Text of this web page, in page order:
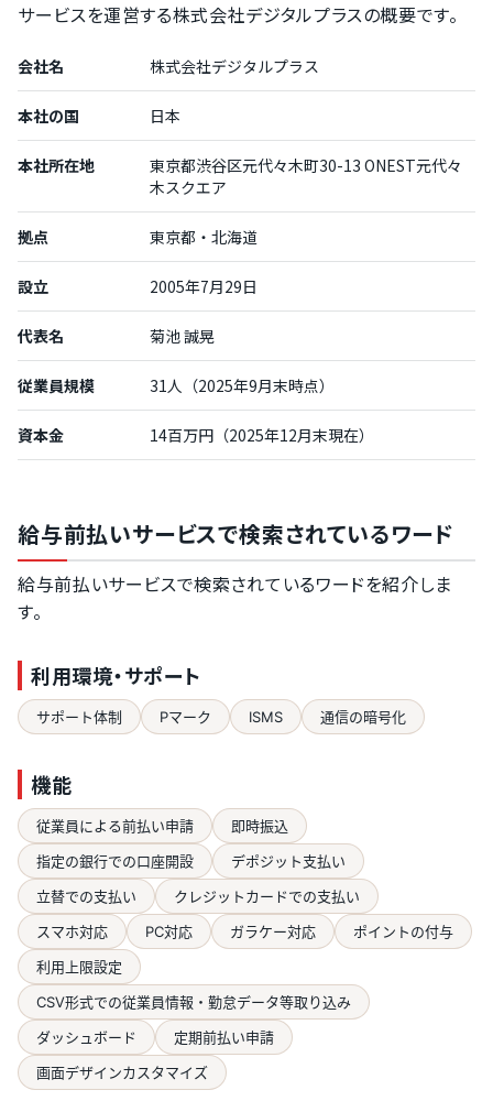
サービスを運営する株式会社デジタルプラスの概要です。
会社名 株式会社デジタルプラス
本社の国 日本
本社所在地
東京都渋谷区元代々木町30-13 ONEST元代々
木スクエア
拠点 東京都・北海道
設立 2005年7月29日
代表名 菊池 誠晃
従業員規模 31人（2025年9月末時点）
資本金 14百万円（2025年12月末現在）
給与前払いサービスで検索されているワード
給与前払いサービスで検索されているワードを紹介しま
す。
利用環境・サポート
サポート体制 Pマーク ISMS 通信の暗号化
機能
従業員による前払い申請
即時振込
指定の銀行での口座開設
デポジット支払い
立替での支払い
クレジットカードでの支払い
スマホ対応
PC対応 ガラケー対応
ポイントの付与
利用上限設定
CSV形式での従業員情報・勤怠データ等取り込み
ダッシュボード
定期前払い申請
画面デザインカスタマイズ